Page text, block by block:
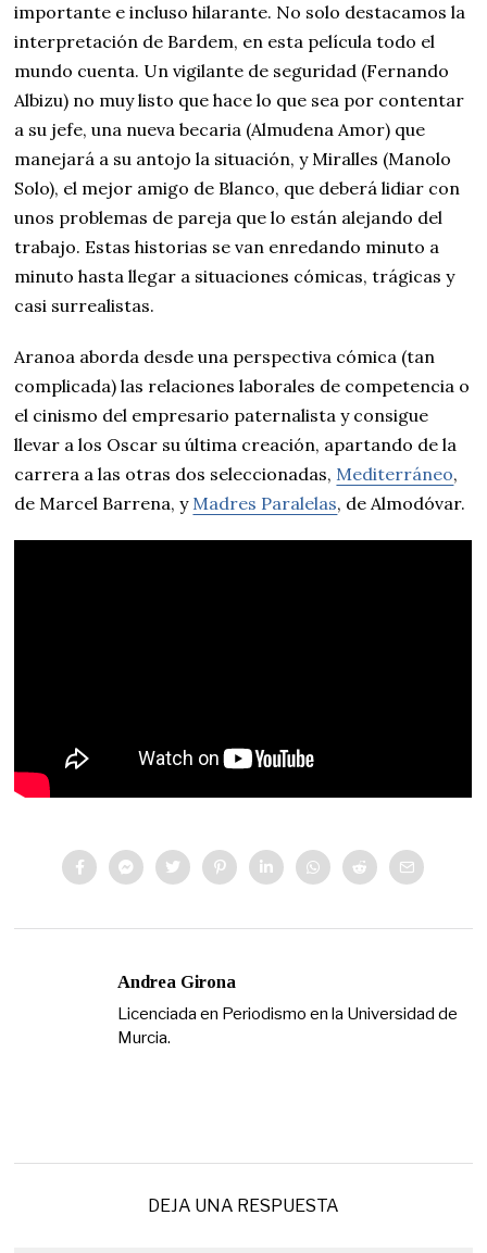
importante e incluso hilarante. No solo destacamos la
interpretación de Bardem, en esta película todo el
mundo cuenta. Un vigilante de seguridad (Fernando
Albizu) no muy listo que hace lo que sea por contentar
a su jefe, una nueva becaria (Almudena Amor) que
manejará a su antojo la situación, y Miralles (Manolo
Solo), el mejor amigo de Blanco, que deberá lidiar con
unos problemas de pareja que lo están alejando del
trabajo. Estas historias se van enredando minuto a
minuto hasta llegar a situaciones cómicas, trágicas y
casi surrealistas.
Aranoa aborda desde una perspectiva cómica (tan
complicada) las relaciones laborales de competencia o
el cinismo del empresario paternalista y consigue
llevar a los Oscar su última creación, apartando de la
carrera a las otras dos seleccionadas, Mediterráneo,
de Marcel Barrena, y Madres Paralelas, de Almodóvar.
Andrea Girona
Licenciada en Periodismo en la Universidad de
Murcia.
DEJA UNA RESPUESTA